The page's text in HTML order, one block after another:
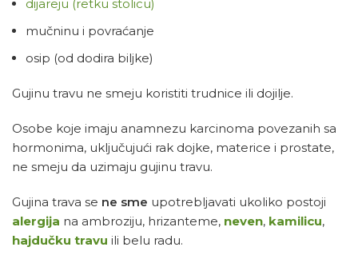
dijareju (retku stolicu)
mučninu i povraćanje
osip (od dodira biljke)
Gujinu travu ne smeju koristiti trudnice ili dojilje.
Osobe koje imaju anamnezu karcinoma povezanih sa
hormonima, uključujući rak dojke, materice i prostate,
ne smeju da uzimaju gujinu travu.
Gujina trava se ne sme upotrebljavati ukoliko postoji
alergija na ambroziju, hrizanteme, neven, kamilicu,
hajdučku travu ili belu radu.